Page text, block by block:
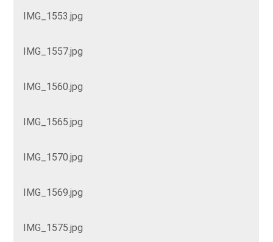
IMG_1553.jpg
IMG_1557.jpg
IMG_1560.jpg
IMG_1565.jpg
IMG_1570.jpg
IMG_1569.jpg
IMG_1575.jpg